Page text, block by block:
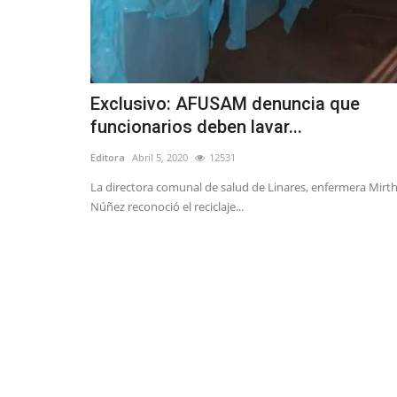
Exclusivo: AFUSAM denuncia que
funcionarios deben lavar...
Editora Abril 5, 2020 12531
La directora comunal de salud de Linares, enfermera
Núñez reconoció el reciclaje...